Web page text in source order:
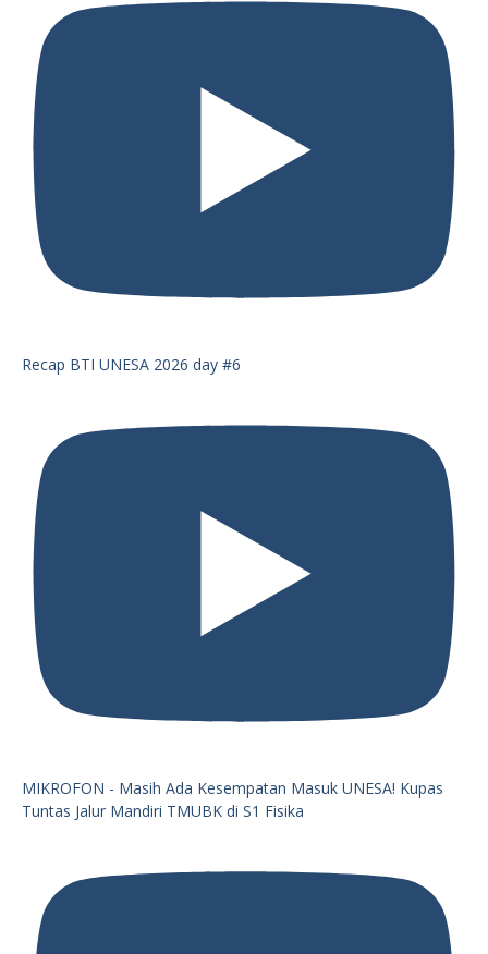
Recap BTI UNESA 2026 day #6
MIKROFON - Masih Ada Kesempatan Masuk UNESA! Kupas
Tuntas Jalur Mandiri TMUBK di S1 Fisika